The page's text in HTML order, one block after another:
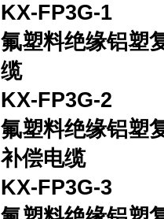
KX-FP3G-1
氟塑料绝缘铝塑
缆
KX-FP3G-2
氟塑料绝缘铝塑
补偿电缆
KX-FP3G-3